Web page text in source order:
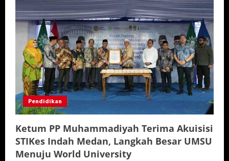
Pendidikan
Ketum PP Muhammadiyah Terima Akuisisi
STIKes Indah Medan, Langkah Besar UMSU
Menuju World University